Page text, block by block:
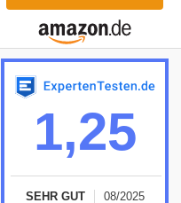
1,25
SEHR GUT 08/2025